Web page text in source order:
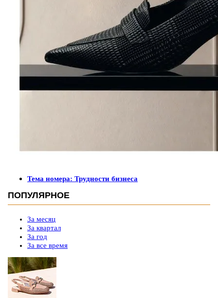
Тема номера: Трудности бизнеса
ПОПУЛЯРНОЕ
За месяц
За квартал
За год
За все время